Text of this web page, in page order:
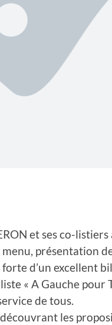
et ses co-
présentation
d’un excellent
« A Gauche pour
de tous.
les